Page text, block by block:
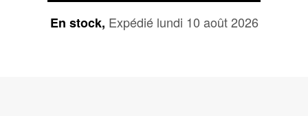
En stock, Expédié lundi 10 août 2026